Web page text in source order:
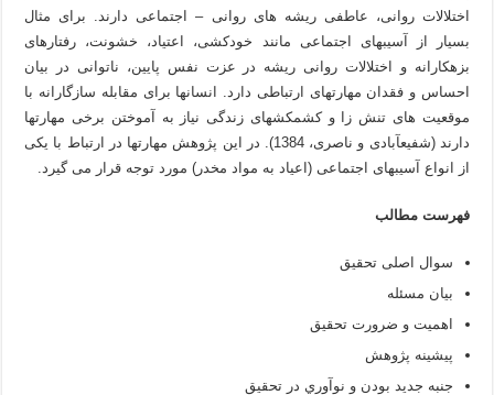
اختلالات روانی، عاطفی ریشه ­های روانی – اجتماعی دارند. برای مثال
بسیار از آسیب­های اجتماعی مانند خودکشی، اعتیاد، خشونت، رفتارهای
بزهکارانه و اختلالات روانی ریشه در عزت نفس پایین، ناتوانی در بیان
احساس و فقدان مهارتهای ارتباطی دارد. انسانها برای مقابله سازگارانه با
موقعیت های تنش زا و کشمکش­های زندگی نیاز به آموختن برخی مهارتها
دارند (شفیع­آبادی و ناصری، 1384). در این پژوهش مهارتها در ارتباط با یکی
از انواع آسیبهای اجتماعی (اعیاد به مواد مخدر) مورد توجه قرار می گیرد.
فهرست مطالب
سوال اصلی تحقیق
بیان مسئله
اهمیت و ضرورت تحقیق
پیشینه پژوهش
جنبه جديد بودن و نوآوري در تحقيق